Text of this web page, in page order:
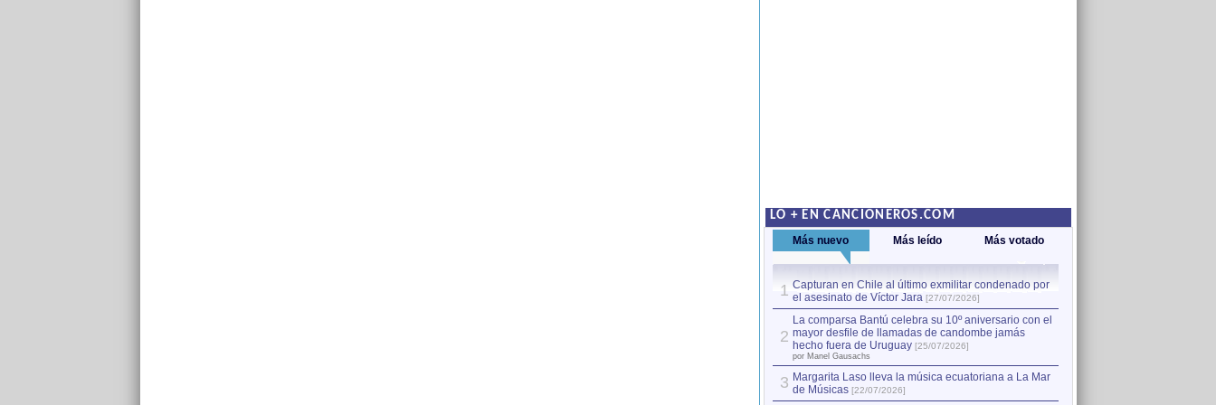
LO + EN CANCIONEROS.COM
Más nuevo Más leído Más votado
1 Capturan en Chile al último exmilitar condenado por
el asesinato de Víctor Jara [27/07/2026]
2
La comparsa Bantú celebra su 10º aniversario con el
mayor desfile de llamadas de candombe jamás
hecho fuera de Uruguay [25/07/2026]
por Manel Gausachs
3 Margarita Laso lleva la música ecuatoriana a La Mar
de Músicas [22/07/2026]